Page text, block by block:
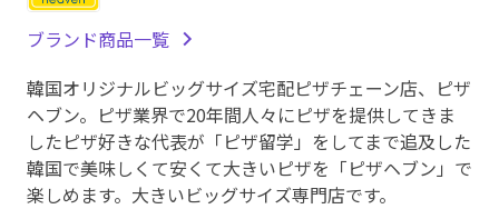
ブランド商品一覧
韓国オリジナルビッグサイズ宅配ピザチェーン店、ピザ
ヘブン。ピザ業界で20年間人々にピザを提供してきま
したピザ好きな代表が「ピザ留学」をしてまで追及した
韓国で美味しくて安くて大きいピザを「ピザヘブン」で
楽しめます。大きいビッグサイズ専門店です。